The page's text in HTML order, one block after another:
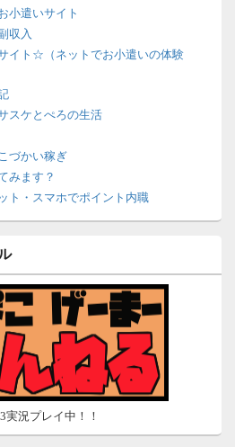
小遣いサイト
収入
イト☆（ネットでお小遣いの体験
スケとぺろの生活
づかい稼ぎ
みます？
ト・スマホでポイント内職
ぎ☆安心・安全・リスクなし☆
た時間でちょい稼ぎ-
って集めれば諭吉になる～
険？お小遣い稼ぎサイトの使い方ガ
実況プレイ中！！